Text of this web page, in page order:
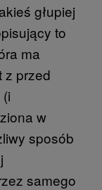
głupiej
to
ma
z przed
w
sposób
samego